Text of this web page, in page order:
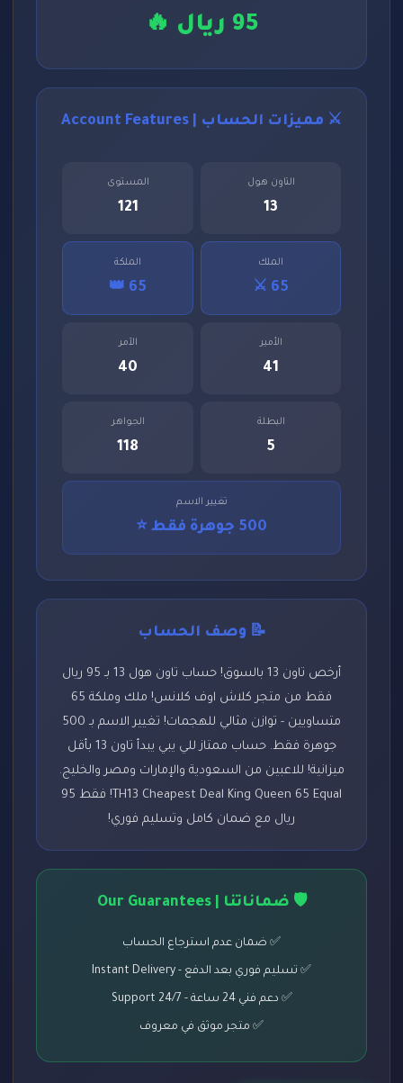
95 ريال 🔥
⚔️ مميزات الحساب | Account Features
التاون هول
13
المستوى
121
الملك
65 ⚔️
الملكة
65 👑
الأمير
41
الآمر
40
البطلة
5
الجواهر
118
تغيير الاسم
500 جوهرة فقط ⭐
📝 وصف الحساب
أرخص تاون 13 بالسوق! حساب تاون هول 13 بـ 95 ريال
فقط من متجر كلاش اوف كلانس! ملك وملكة 65
متساويين - توازن مثالي للهجمات! تغيير الاسم بـ 500
جوهرة فقط. حساب ممتاز للي يبي يبدأ تاون 13 بأقل
ميزانية! للاعبين من السعودية والإمارات ومصر والخليج.
TH13 Cheapest Deal King Queen 65 Equal! فقط 95
ريال مع ضمان كامل وتسليم فوري!
🛡️ ضماناتنا | Our Guarantees
✅ ضمان عدم استرجاع الحساب
✅ تسليم فوري بعد الدفع - Instant Delivery
✅ دعم فني 24 ساعة - 24/7 Support
✅ متجر موثق في معروف